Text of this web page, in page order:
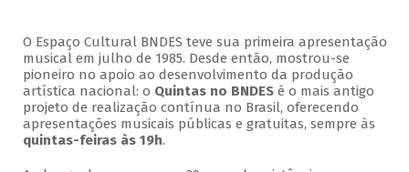
O Espaço Cultural BNDES teve sua primeira apresentação
musical em julho de 1985. Desde então, mostrou-se
pioneiro no apoio ao desenvolvimento da produção
artística nacional: o Quintas no BNDESé o mais antigo
projeto de realização contínua no Brasil, oferecendo
apresentações musicais públicas e gratuitas, sempre às
quintas-feiras às 19h.